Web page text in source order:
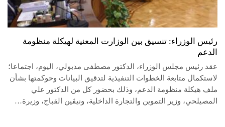
رئيس الوزراء: تنسيق بين الوزارت المعنية لهيكلة منظومة
الدعم
عقد رئيس مجلس الوزراء، الدكتور مصطفى مدبولي، اليوم، اجتماعا؛
لاستكمال متابعة الخطوات التنفيذية لتدقيق البيانات وحوكمتها بشأن
ملف هيكلة منظومة الدعم، وذلك بحضور كل من الدكتور علي
المصيلحي، وزير التموين والتجارة الداخلية، ونيڨين القباج، وزيرة…